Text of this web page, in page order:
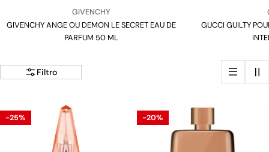
Venditore:
GIVENCHY
Tipo:
GIVENCHY ANGE OU DEMON LE SECRET EAU DE
PARFUM 50 ML
GUCCI GUILTY
Filtro
-25% -20%